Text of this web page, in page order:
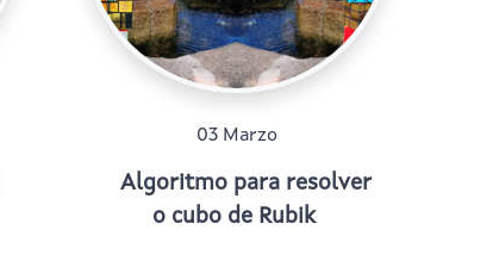
03 Marzo
Algoritmo para resolver
o cubo de Rubik